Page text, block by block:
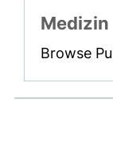
Browse